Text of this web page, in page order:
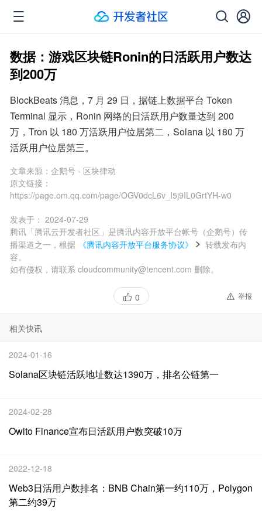
数据：游戏区块链Ronin的日活跃用户数达
到200万
BlockBeats 消息，7 月 29 日，据链上数据平台 Token
Terminal 显示，Ronin 网络的日活跃用户数量达到 200
万，Tron 以 180 万活跃用户位居第二，Solana 以 180 万
活跃用户位居第三。
文章来源： 企鹅号 - 区块律动
原文链接：
https://page.om.qq.com/page/OGV0dcL6v_I5j9IL0GrtYH-w0
发表于： 2024-07-29
腾讯「腾讯云开发者社区」是腾讯内容开放平台帐号（企鹅号）传
播渠道之一，根据
《腾讯内容开放平台服务协议》
转载发布内
容。
如有侵权，请联系 cloudcommunity@tencent.com 删除。
0 举报
相关快讯
2024-01-16
Solana区块链活跃地址数达1390万，排名公链第一
2024-02-28
Owlto Finance宣布日活跃用户数突破10万
2022-12-18
Web3日活用户数排名：BNB Chain第一约110万，Polygon
第二约39万